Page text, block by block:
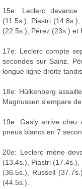
15e: Leclerc
(11.5s.), Piastri
(22.5s.), Pérez (23s.) et
17e: Leclerc compte
secondes sur Sainz.
longue ligne droite
18e: Hülkenberg
Magnussen s'empare
19e: Gasly arrive
pneus blancs en 7
20e: Leclerc mène
(13.4s.), Piastri
(36.5s.), Russell
(44.5s.).